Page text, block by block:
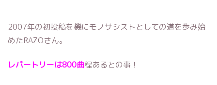
2007年の初投稿を機にモノサシストとしての道を歩み始
めたRAZOさん。
レパートリーは800曲程あるとの事！